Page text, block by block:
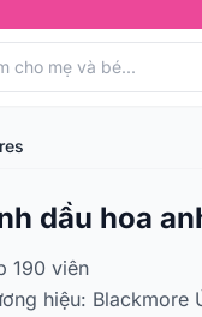
dầu hoa
190 viên
hiệu: Blackmore